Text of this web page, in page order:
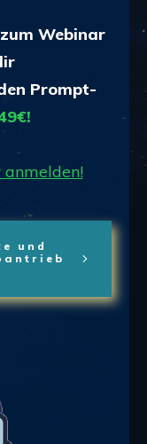
Webinar
Prompt-
und